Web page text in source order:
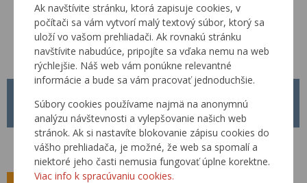
Ak navštívite stránku, ktorá zapisuje cookies, v
počítači sa vám vytvorí malý textový súbor, ktorý sa
uloží vo vašom prehliadači. Ak rovnakú stránku
navštívite nabudúce, pripojíte sa vďaka nemu na web
rýchlejšie. Náš web vám ponúkne relevantné
informácie a bude sa vám pracovať jednoduchšie.
Súbory cookies používame najmä na anonymnú
analýzu návštevnosti a vylepšovanie našich web
stránok. Ak si nastavíte blokovanie zápisu cookies do
vášho prehliadača, je možné, že web sa spomalí a
niektoré jeho časti nemusia fungovať úplne korektne.
Viac info k spracúvaniu cookies.
01.04.2026
Od 01.04.2026 je platný nový Metodický pokyn MP č. 1/2026 pre
tvorbu, schvaľovanie a zverejňovanie Technických predpisov rezortu
Ministerstva dopravy Slovenskej republiky.